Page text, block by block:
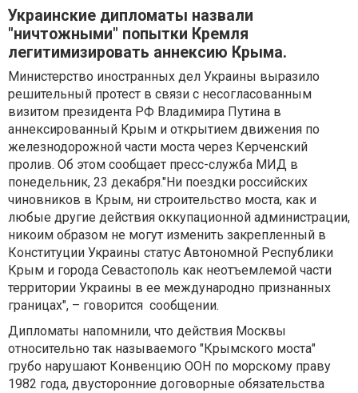
Украинские дипломаты назвали
"ничтожными" попытки Кремля
легитимизировать аннексию Крыма.
Министерство иностранных дел Украины выразило
решительный протест в связи с несогласованным
визитом президента РФ Владимира Путина в
аннексированный Крым и открытием движения по
железнодорожной части моста через Керченский
пролив. Об этом сообщает пресс-служба МИД в
понедельник, 23 декабря."Ни поездки российских
чиновников в Крым, ни строительство моста, как и
любые другие действия оккупационной администрации,
никоим образом не могут изменить закрепленный в
Конституции Украины статус Автономной Республики
Крым и города Севастополь как неотъемлемой части
территории Украины в ее международно признанных
границах", – говорится сообщении.
Дипломаты напомнили, что действия Москвы
относительно так называемого "Крымского моста"
грубо нарушают Конвенцию ООН по морскому праву
1982 года, двусторонние договорные обязательства